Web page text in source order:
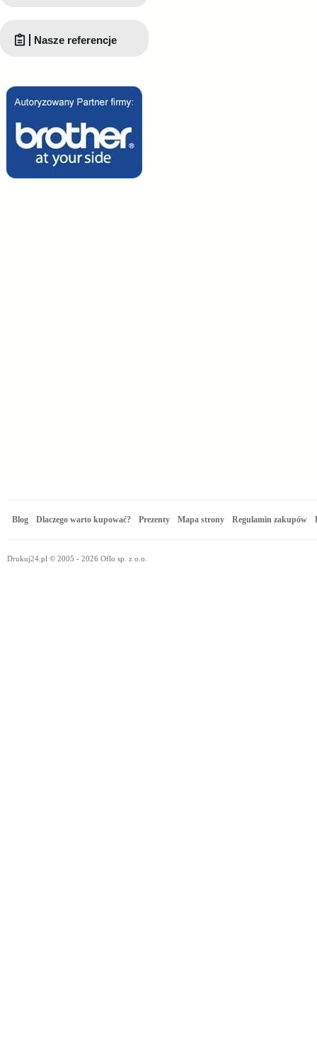
Nasze referencje
Blog Dlaczego warto kupować? Prezenty Mapa strony Regulamin zakupów
Drukuj24.pl © 2005 - 2026 Oflo sp. z o.o.